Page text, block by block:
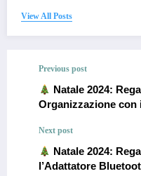
View All Posts
Previous post
Natale 2024:
Organizzazione con
Next post
Natale 2024:
l’Adattatore